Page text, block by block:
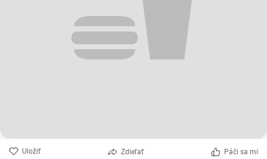
Uložiť Zdieľať Páči sa mi